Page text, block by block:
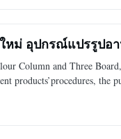
ม่ อุปกรณ์แปรรูปอา
Column and Three
products’procedures, the